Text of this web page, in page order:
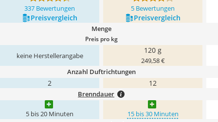
337 Bewertungen 5 Bewertungen
Preis­vergleich Preis­vergleich
Menge
Preis pro kg
keine Herstellerangabe
120 g
249,58 €
Anzahl Duftrichtungen
2 12
Brenndauer
5 bis 20 Minuten 15 bis 30 Minuten